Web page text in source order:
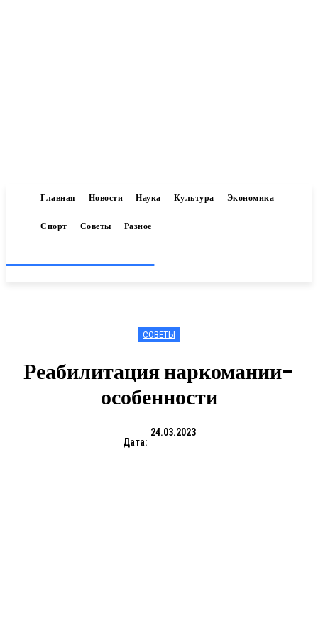
Главная Новости Наука Культура Экономика
Спорт Советы Разное
СОВЕТЫ
Реабилитация наркомании-
особенности
Дата:
24.03.2023